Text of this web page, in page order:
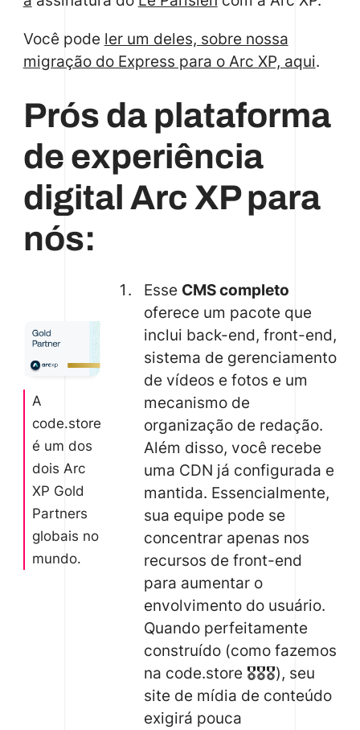
Você pode ler um deles, sobre nossa
migração do Express para o Arc XP, aqui.
Prós da plataforma
de experiência
digital Arc XP para
nós:
A
code.store
é um dos
dois Arc
XP Gold
Partners
globais no
mundo.
Esse CMS completo
oferece um pacote que
inclui back-end, front-end,
sistema de gerenciamento
de vídeos e fotos e um
mecanismo de
organização de redação.
Além disso, você recebe
uma CDN já configurada e
mantida. Essencialmente,
sua equipe pode se
concentrar apenas nos
recursos de front-end
para aumentar o
envolvimento do usuário.
Quando perfeitamente
construído (como fazemos
na code.store 🎖️🎖️🎖️), seu
site de mídia de conteúdo
exigirá pouca